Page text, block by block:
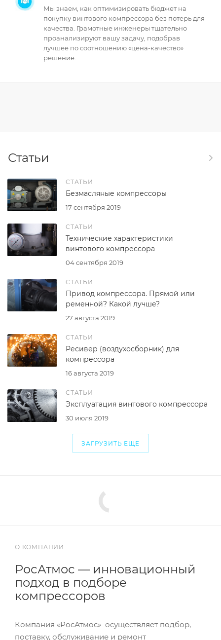
Мы знаем, как оптимизировать бюджет на
покупку винтового компрессора без потерь для
качества. Грамотные инженеры тщательно
проанализируют вашу задачу, подобрав
лучшее по соотношению «цена-качество»
решение.
Статьи
СТАТЬИ
17 сентября 2019
Безмасляные компрессоры
СТАТЬИ
04 сентября 2019
Технические характеристики
винтового компрессора
СТАТЬИ
27 августа 2019
Привод компрессора. Прямой или
ременной? Какой лучше?
СТАТЬИ
16 августа 2019
Ресивер (воздухосборник) для
компрессора
СТАТЬИ
30 июля 2019
Эксплуатация винтового компрессора
ЗАГРУЗИТЬ ЕЩЕ
О КОМПАНИИ
РосАтмос — инновационный
подход в подборе
компрессоров
Компания «РосАтмос» осуществляет подбор,
поставку, обслуживание и ремонт